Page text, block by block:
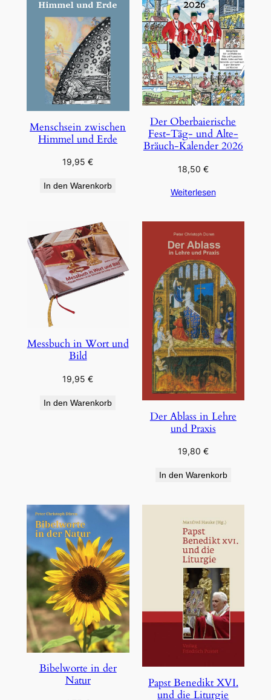
Menschsein zwischen
Himmel und Erde
19,95€
In den Warenkorb
Der Oberbaierische
Fest-Täg- und Alte-
Bräuch-Kalender 2026
18,50 €
Weiterlesen
Messbuch in Wort und
Bild
19,95€
In den Warenkorb
Der Ablass in Lehre
und Praxis
19,80 €
In den Warenkorb
Bibelworte in der
Natur
Papst Benedikt XVI.
und die Liturgie